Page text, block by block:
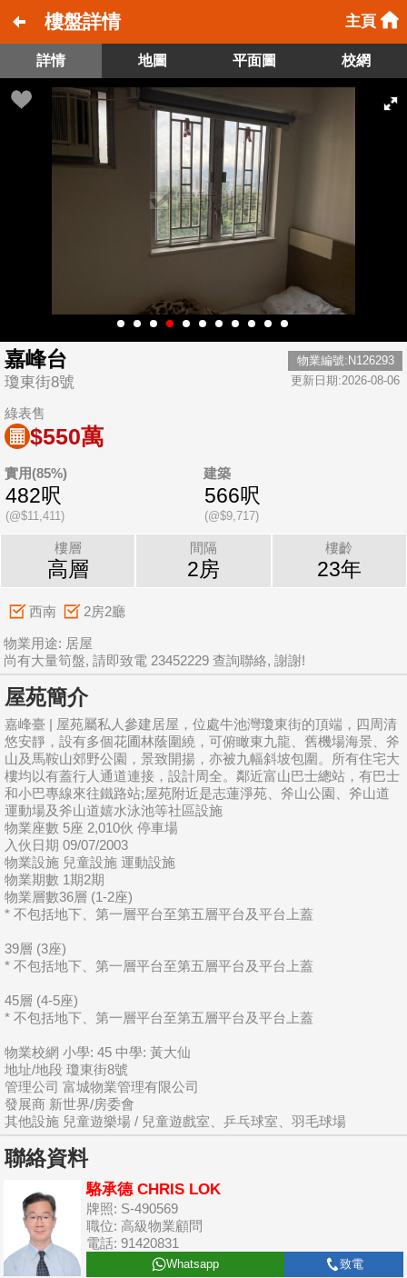
樓盤詳情 主頁
詳情 地圖 平面圖 校網
嘉峰台
瓊東街8號
物業編號:N126293
更新日期:2026-08-06
綠表售
$550萬
實用(85%)
482呎
(@$11,411)
建築
566呎
(@$9,717)
樓層
高層
間隔
2房
樓齡
23年
西南 2房2廳
物業用途: 居屋
尚有大量筍盤, 請即致電 23452229 查詢聯絡, 謝謝!
屋苑簡介
嘉峰臺 | 屋苑屬私人參建居屋，位處牛池灣瓊東街的頂端，四周清
悠安靜，設有多個花圃林蔭圍繞，可俯瞰東九龍、舊機場海景、斧
山及馬鞍山郊野公園，景致開揚，亦被九幅斜坡包圍。所有住宅大
樓均以有蓋行人通道連接，設計周全。鄰近富山巴士總站，有巴士
和小巴專線來往鐵路站;屋苑附近是志蓮淨苑、斧山公園、斧山道
運動場及斧山道嬉水泳池等社區設施
物業座數 5座 2,010伙 停車場
入伙日期 09/07/2003
物業設施 兒童設施 運動設施
物業期數 1期2期
物業層數36層 (1-2座)
* 不包括地下、第一層平台至第五層平台及平台上蓋
39層 (3座)
* 不包括地下、第一層平台至第五層平台及平台上蓋
45層 (4-5座)
* 不包括地下、第一層平台至第五層平台及平台上蓋
物業校網 小學: 45 中學: 黃大仙
地址/地段 瓊東街8號
管理公司 富城物業管理有限公司
發展商 新世界/房委會
其他設施 兒童遊樂場 / 兒童遊戲室、乒乓球室、羽毛球場
聯絡資料
駱承德 CHRIS LOK
牌照: S-490569
職位: 高級物業顧問
電話: 91420831
Whatsapp 致電